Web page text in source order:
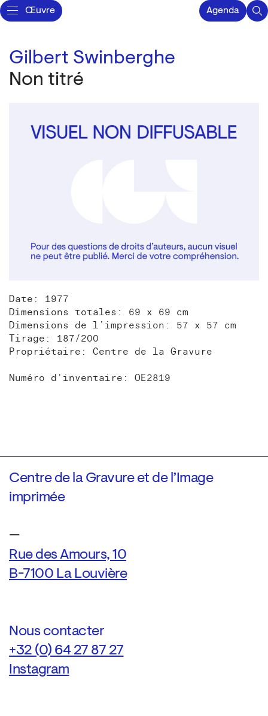
Œuvre Agenda
Gilbert Swinberghe
Non titré
Date: 1977
Dimensions totales: 69 x 69 cm
Dimensions de l’impression: 57 x 57 cm
Tirage: 187/200
Propriétaire: Centre de la Gravure
Numéro d'inventaire: OE2819
Centre de la Gravure et de l’Image
imprimée
—
Rue des Amours, 10
B-7100 La Louvière
Nous contacter
+32 (0) 64 27 87 27
Instagram